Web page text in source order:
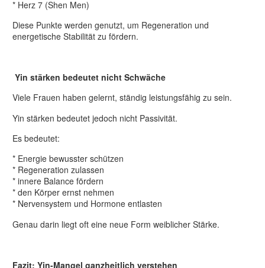
* Herz 7 (Shen Men)
Diese Punkte werden genutzt, um Regeneration und
energetische Stabilität zu fördern.
Yin stärken bedeutet nicht Schwäche
Viele Frauen haben gelernt, ständig leistungsfähig zu sein.
Yin stärken bedeutet jedoch nicht Passivität.
Es bedeutet:
* Energie bewusster schützen
* Regeneration zulassen
* innere Balance fördern
* den Körper ernst nehmen
* Nervensystem und Hormone entlasten
Genau darin liegt oft eine neue Form weiblicher Stärke.
Fazit: Yin-Mangel ganzheitlich verstehen